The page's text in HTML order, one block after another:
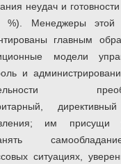
неудач и
%). Менеджеры этой
главным
модели
и
им присущи
ситуациях,